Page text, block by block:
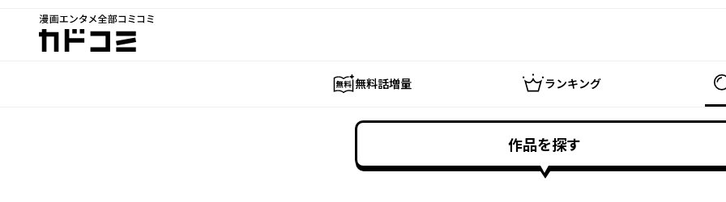
漫画エンタメ全部コミコミ
カドコミ
無料話増量 ランキング
作品を探す